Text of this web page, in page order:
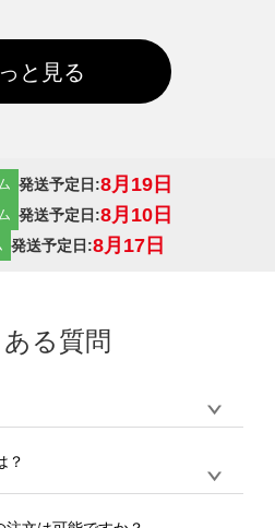
と見る
発送予定日:8月19日
発送予定日:8月10日
発送予定日:8月17日
る質問
おります。デザインツールから
から決済まで完了できます。
ルク印刷など、大口注文の場合
？